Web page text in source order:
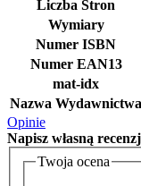
Liczba Stron
Wymiary
Numer ISBN
Numer EAN13
mat-idx
Nazwa Wydawnictwa
Opinie
Napisz własną
Twoja ocena